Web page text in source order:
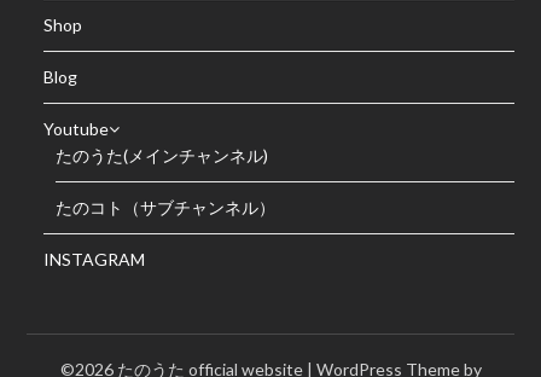
Shop
Blog
Youtube
たのうた(メインチャンネル)
たのコト（サブチャンネル）
INSTAGRAM
©2026 たのうた official website | WordPress Theme by